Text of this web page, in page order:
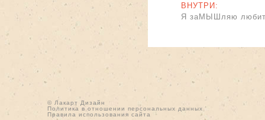
ВНУТРИ:
Я заМЫШляю
© Лакарт Дизайн
Политика в отношении персональных данных
Правила использования сайта